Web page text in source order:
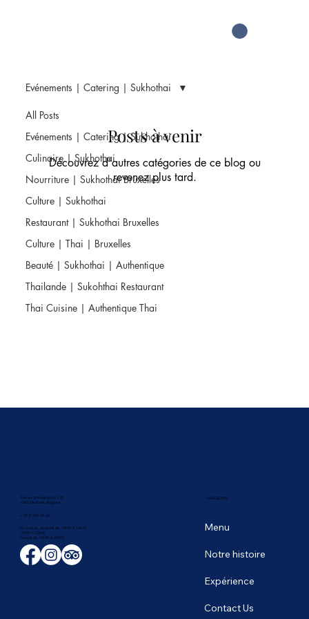
All Posts
Evénements | Catering | Sukhothai
Culinaire | Sukhothai
Nourriture | Sukhothai Bruxelles
Culture | Sukhothai
Restaurant | Sukhothai Bruxelles
Culture | Thai | Bruxelles
Beauté | Sukhothai | Authentique
Thailande | Sukohthai Restaurant
Thai Cuisine | Authentique Thai
Evénements | Catering | Sukhothai
Posts à venir
Découvrez d'autres catégories de ce blog ou
revenez plus tard.
Avenue d'Auderghem 135,
1040 Etterbeek, Belgique
+ 32 2 649 43 66
Du lundi au vendredi de 12h00 à 14h00
19h00 à 22h30
​Samedi de 19h00 à 23h00
Menu
Notre histoire
Expérience
Contact Us
NAVIGATION